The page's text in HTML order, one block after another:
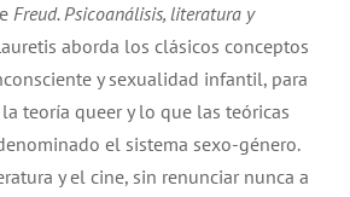
es:
$ 20.000.
Freud. Psicoanálisis, literatura y
aborda los clásicos conceptos
y sexualidad infantil, para
teoría queer y lo que las teóricas
el sistema sexo-género.
y el cine, sin renunciar nunca a